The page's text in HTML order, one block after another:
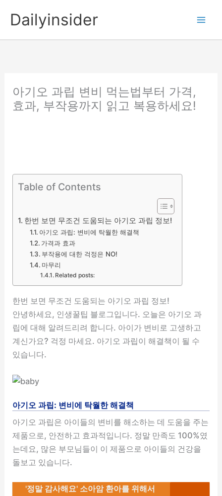
Dailyinsider
아기오 과립 변비 먹는법부터 가격,
효과, 부작용까지 읽고 복용하세요!
Table of Contents
한번 보면 무조건 도움되는 아기오 과립 정보!
아기오 과립: 변비에 탁월한 해결책
가격과 효과
부작용에 대한 걱정은 NO!
마무리
Related posts:
한번 보면 무조건 도움되는 아기오 과립 정보!
안녕하세요, 인생꿀팁 블로그입니다. 오늘은 아기오 과
립에 대해 알려드리려 합니다. 아이가 변비로 고생하고
계신가요? 걱정 마세요. 아기오 과립이 해결책이 될 수
있습니다.
아기오 과립: 변비에 탁월한 해결책
아기오 과립은 아이들의 변비를 해소하는 데 도움을 주는
제품으로, 안전하고 효과적입니다. 정말 만족도 100%였
는데요, 많은 부모님들이 이 제품으로 아이들의 건강을
돌보고 있습니다.
'정말 감사해요' 소아암 환아를 위해서